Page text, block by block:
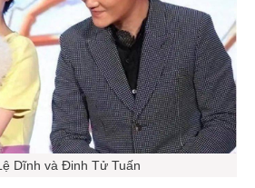
Dĩnh và Đinh Tử Tuấn